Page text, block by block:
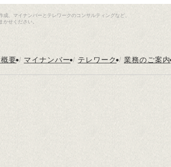
、マイナンバーとテレワークのコンサルティングなど、
せください。
要 / マイナンバー / テレワーク / 業務のご案内